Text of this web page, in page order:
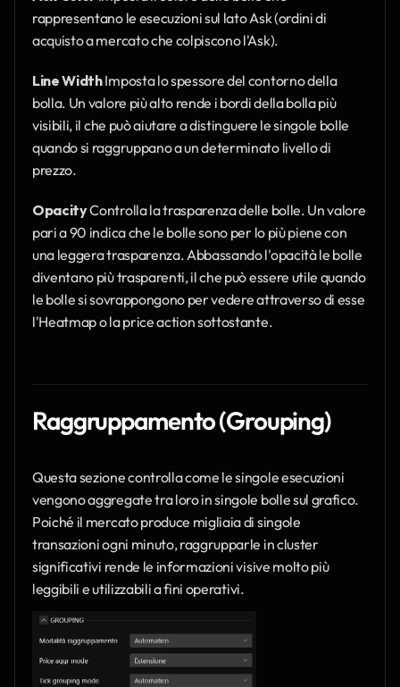
rappresentano le esecuzioni sul lato Ask (ordini di
acquisto a mercato che colpiscono l'Ask).
Line Width Imposta lo spessore del contorno della
bolla. Un valore più alto rende i bordi della bolla più
visibili, il che può aiutare a distinguere le singole bolle
quando si raggruppano a un determinato livello di
prezzo.
Opacity Controlla la trasparenza delle bolle. Un valore
pari a 90 indica che le bolle sono per lo più piene con
una leggera trasparenza. Abbassando l'opacità le bolle
diventano più trasparenti, il che può essere utile quando
le bolle si sovrappongono per vedere attraverso di esse
l'Heatmap o la price action sottostante.
Raggruppamento (Grouping)
Questa sezione controlla come le singole esecuzioni
vengono aggregate tra loro in singole bolle sul grafico.
Poiché il mercato produce migliaia di singole
transazioni ogni minuto, raggrupparle in cluster
significativi rende le informazioni visive molto più
leggibili e utilizzabili a fini operativi.